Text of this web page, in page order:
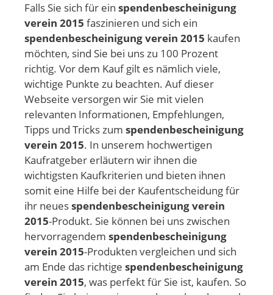
Falls Sie sich für ein spendenbescheinigung
verein 2015 faszinieren und sich ein
spendenbescheinigung verein 2015 kaufen
möchten, sind Sie bei uns zu 100 Prozent
richtig. Vor dem Kauf gilt es nämlich viele,
wichtige Punkte zu beachten. Auf dieser
Webseite versorgen wir Sie mit vielen
relevanten Informationen, Empfehlungen,
Tipps und Tricks zum spendenbescheinigung
verein 2015. In unserem hochwertigen
Kaufratgeber erläutern wir ihnen die
wichtigsten Kaufkriterien und bieten ihnen
somit eine Hilfe bei der Kaufentscheidung für
ihr neuesspendenbescheinigung verein
2015-Produkt. Sie können bei uns zwischen
hervorragendem spendenbescheinigung
verein 2015-Produkten vergleichen und sich
am Ende das richtige spendenbescheinigung
verein 2015, was perfekt für Sie ist, kaufen. So